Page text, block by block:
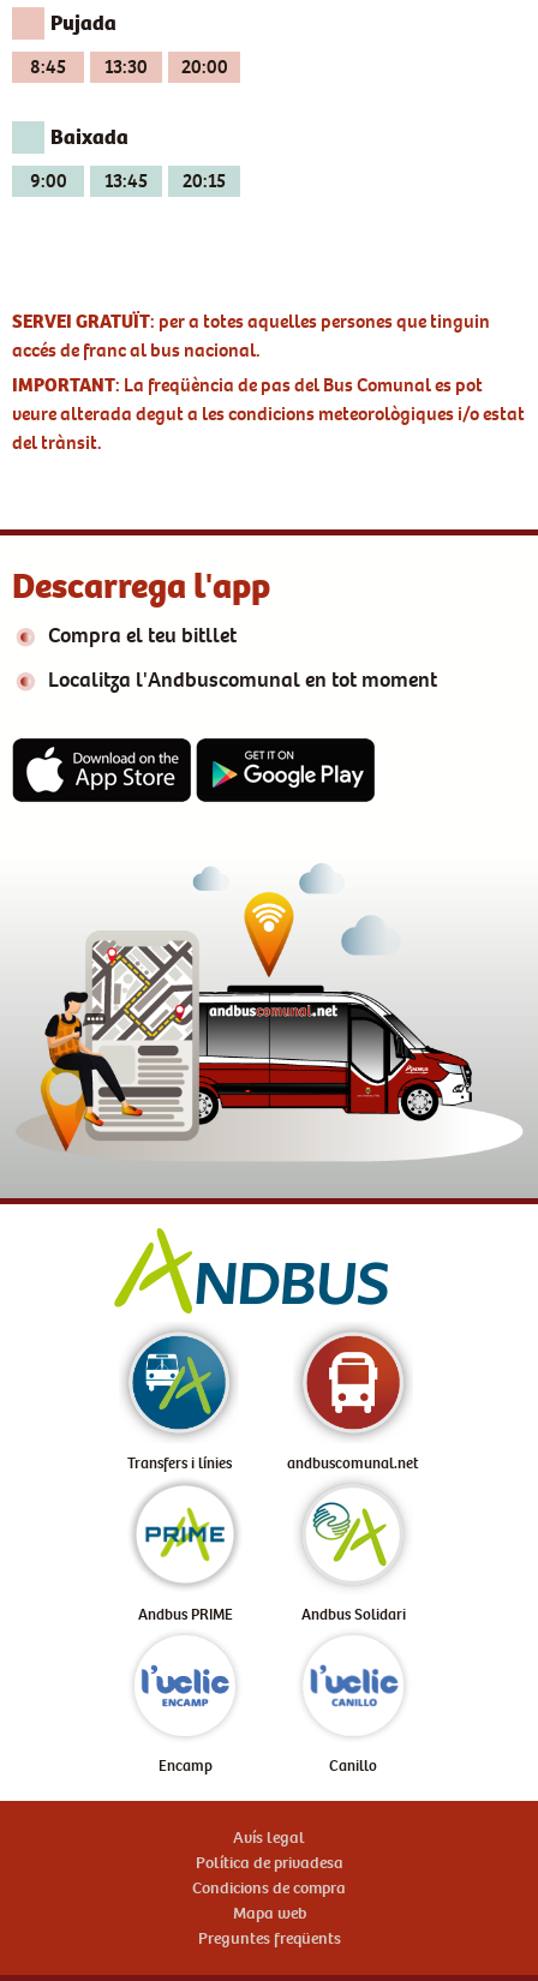
Pujada
8:45 13:30 20:00
Baixada
9:00 13:45 20:15
SERVEI GRATUÏT: per a totes aquelles persones que tinguin
accés de franc al bus nacional.
IMPORTANT: La freqüència de pas del Bus Comunal es pot
veure alterada degut a les condicions meteorològiques i/o estat
del trànsit.
Descarrega l'app
Compra el teu bitllet
Localitza l'Andbuscomunal en tot moment
Transfers i línies andbuscomunal.net
Andbus PRIME Andbus Solidari
Encamp Canillo
Avís legal
Política de privadesa
Condicions de compra
Mapa web
Preguntes freqüents